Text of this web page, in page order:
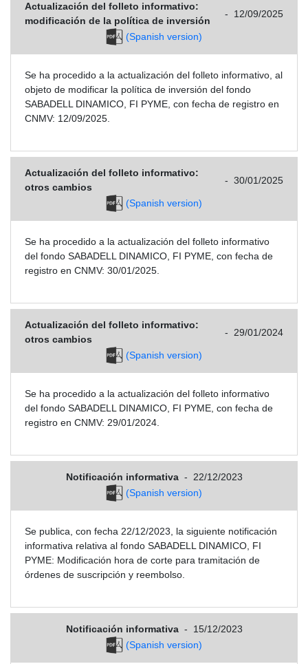
Actualización del folleto informativo:
modificación de la política de inversión
- 12/09/2025
(Spanish version)
Se ha procedido a la actualización del folleto informativo, al
objeto de modificar la política de inversión del fondo
SABADELL DINAMICO, FI PYME, con fecha de registro en
CNMV: 12/09/2025.
Actualización del folleto informativo:
otros cambios
- 30/01/2025
(Spanish version)
Se ha procedido a la actualización del folleto informativo
del fondo SABADELL DINAMICO, FI PYME, con fecha de
registro en CNMV: 30/01/2025.
Actualización del folleto informativo:
otros cambios
- 29/01/2024
(Spanish version)
Se ha procedido a la actualización del folleto informativo
del fondo SABADELL DINAMICO, FI PYME, con fecha de
registro en CNMV: 29/01/2024.
Notificación informativa - 22/12/2023
(Spanish version)
Se publica, con fecha 22/12/2023, la siguiente notificación
informativa relativa al fondo SABADELL DINAMICO, FI
PYME: Modificación hora de corte para tramitación de
órdenes de suscripción y reembolso.
Notificación informativa -
15/12/2023
(Spanish version)